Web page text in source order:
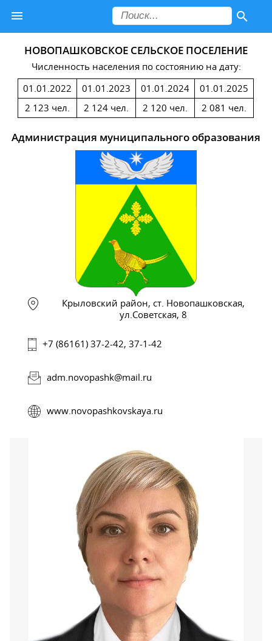
НОВОПАШКОВСКОЕ СЕЛЬСКОЕ ПОСЕЛЕНИЕ
Численность населения по состоянию на дату:
01.01.2022
2 123 чел.
01.01.2023
2 124 чел.
01.01.2024
2 120 чел.
01.01.2025
2 081 чел.
Администрация муниципального образования
Крыловский район, ст. Новопашковская,
ул.Советская, 8
+7 (86161) 37-2-42, 37-1-42
adm.novopashk@mail.ru
www.novopashkovskaya.ru